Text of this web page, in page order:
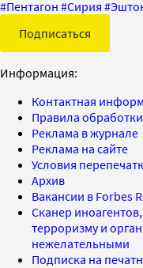
#Пентагон #Сирия #
Подписаться
Информация:
Контактная
Правила обработки
Реклама в журнале
Реклама на сайте
Условия
Архив
Вакансии в Forbes
Сканер
терроризму и
нежелательными
Подписка на